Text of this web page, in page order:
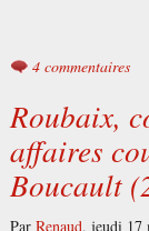
4 commentaires
Roubaix,
affaires
Boucault
Par Renaud, jeudi 17